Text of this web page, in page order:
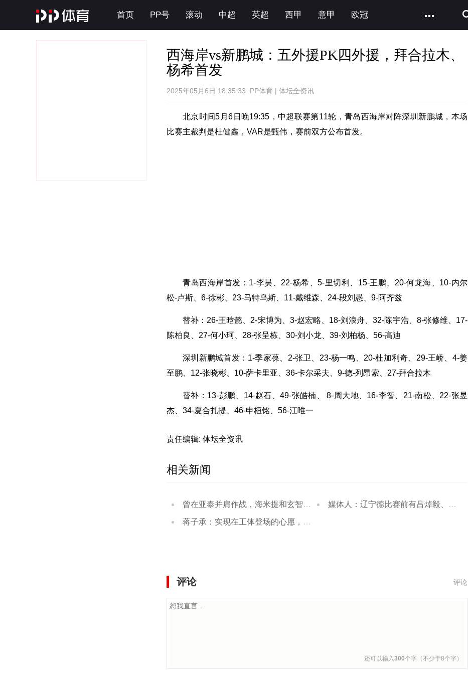
首页 PP号 滚动 中超 英超 西甲 意甲 欧冠
西海岸vs新鹏城：五外援PK四外援，拜合拉木、
杨希首发
2025年05月6日 18:35:33 PP体育 | 体坛全资讯
北京时间5月6日晚19:35，中超联赛第11轮，青岛西海岸对阵深圳新鹏城，本场
比赛主裁判是杜健鑫，VAR是甄伟，赛前双方公布首发。
青岛西海岸首发：1-李昊、22-杨希、5-里切利、15-王鹏、20-何龙海、10-内尔
松-卢斯、6-徐彬、23-马特乌斯、11-戴维森、24-段刘愚、9-阿齐兹
替补：26-王晗懿、2-宋博为、3-赵宏略、18-刘浪舟、32-陈宇浩、8-张修维、17-
陈柏良、27-何小珂、28-张呈栋、30-刘小龙、39-刘柏杨、56-高迪
深圳新鹏城首发：1-季家葆、2-张卫、23-杨一鸣、20-杜加利奇、29-王峤、4-姜
至鹏、12-张晓彬、10-萨卡里亚、36-卡尔采夫、9-德-列昂索、27-拜合拉木
替补：13-彭鹏、14-赵石、49-张皓楠、 8-周大地、16-李智、21-南松、22-张昱
杰、34-夏合扎提、46-申桓铭、56-江唯一
责任编辑: 体坛全资讯
相关新闻
曾在亚泰并肩作战，海米提和玄智健赛后交换球衣合影留念 媒体人：辽宁德比赛前有吕焯毅、黄子豪百场仪式和全场TIFO展示
蒋子承：实现在工体登场的心愿，很激动；下个目标是打入首球
评论 评论
还可以输入 300个字（不少于8个字）